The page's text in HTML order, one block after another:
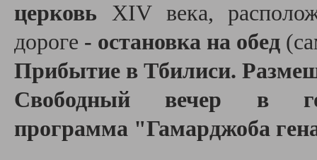
церковь XIV века,
дороге - остановка на обед
Прибытие в Тбилиси.
Свободный вечер в
программа "Гамарджоба